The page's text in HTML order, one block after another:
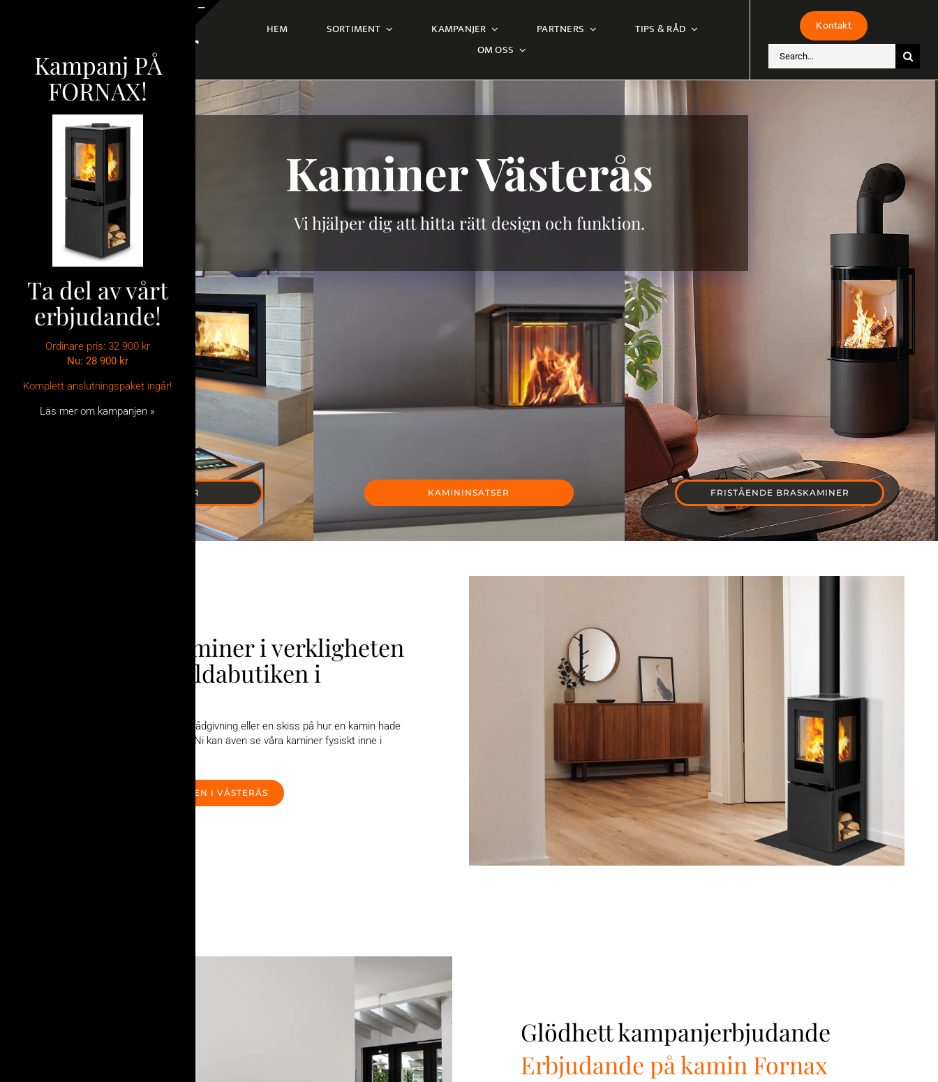
HEM SORTIMENT KAMPANJER PARTNERS
TIPS & RÅD
OM OSS
Kontakt
Sök
KaminerVästerås
Vi hjälper dig att hitta rätt design och funktion.
BRASKASSETTER KAMININSATSER FRISTÅENDE BRASKAMINER
Se våra kaminer i verkligheten
inne hos Eldabutiken i
Kontakta oss gärna för rådgivning eller en skiss på hur en kamin hade
sett ut hemma hos dig. Ni kan även se våra kaminer fysiskt inne i
BESÖK ELDABUTIKEN I VÄSTERÅS
Glödhett kampanjerbjudande
Erbjudande på kamin Fornax
glidfält
Kampanj PÅ
FORNAX!
Ta del av vårt
erbjudande!
Ordinare pris: 32 900 kr
Nu: 28 900 kr
Komplett anslutningspaket ingår!
Läs mer om kampanjen »